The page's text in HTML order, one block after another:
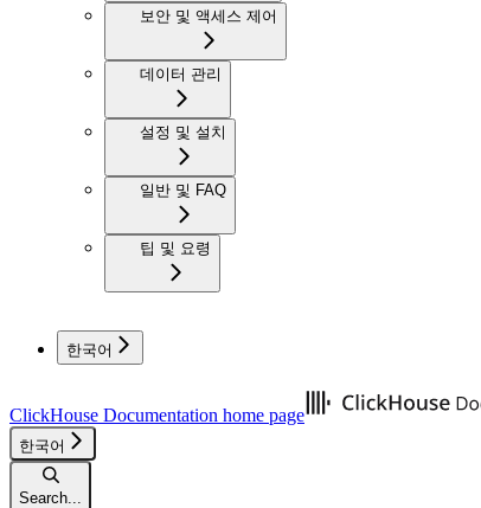
보안 및 액세스 제어
데이터 관리
설정 및 설치
일반 및 FAQ
팁 및 요령
한국어
ClickHouse Documentation home page
한국어
Search...